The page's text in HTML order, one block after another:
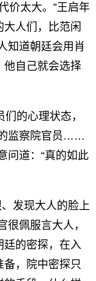
价太大。”王启年
人们，比范闲
知道朝廷会用肖
他自己就会选择
的心理状态，
监察院官员……
问道：“真的如此
发现大人的脸上
很佩服言大人，
廷的密探，在入
备，院中密探只